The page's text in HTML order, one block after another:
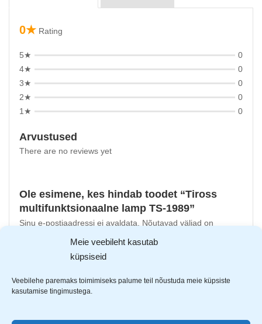
Meie veebileht kasutab
küpsiseid
Veebilehe paremaks toimimiseks palume teil nõustuda meie küpsiste
kasutamise tingimustega.
0★ Rating
5★
0
4★
0
3★
0
2★
0
1★
0
Arvustused
There are no reviews yet
Ole esimene, kes hindab toodet “Tiross
multifunktsionaalne lamp TS-1989”
Sinu e-postiaadressi ei avaldata.
Nõutavad väljad on
-ga
Sinu arvustus*